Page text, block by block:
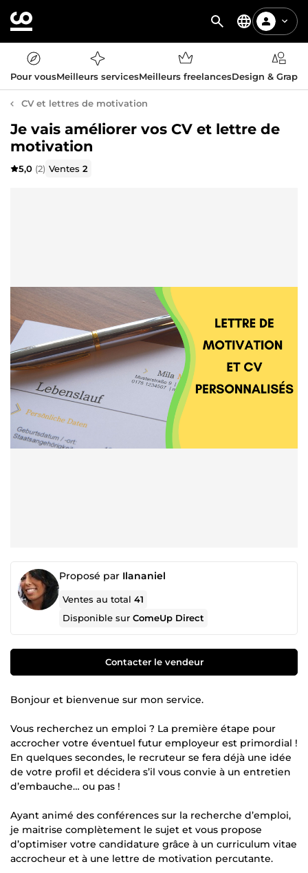
Pour vousMeilleurs servicesMeilleurs freelancesDesign &
CV et lettres de motivation
Je vais améliorer vos CV et lettre de
motivation
5,0 (2) Ventes2
Proposé par Ilananiel
Ventes au total41
Disponible surComeUp Direct
Contacter le vendeur
Bonjour et bienvenue sur mon service.
Vous recherchez un emploi ? La première étape pour
accrocher votre éventuel futur employeur est primordial !
En quelques secondes, le recruteur se fera déjà une idée
de votre profil et décidera s’il vous convie à un entretien
d’embauche… ou pas !
Ayant animé des conférences sur la recherche d’emploi,
je maitrise complètement le sujet et vous propose
d’optimiser votre candidature grâce à un curriculum vitae
accrocheur et à une lettre de motivation percutante.